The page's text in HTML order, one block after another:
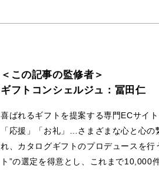
＜この記事の監修者＞
ギフトコンシェルジュ：冨田仁
喜ばれるギフトを提案する専門ECサイ
「応援」「お礼」…さまざまな心と心
れ、カタログギフトのプロデュースを行
ト”の選定を得意とし、これまで10,000